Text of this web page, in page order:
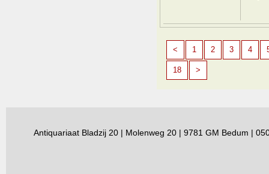
< 1 2 3 4
18 >
Antiquariaat Bladzij 20 | Molenweg 20 | 9781 GM Bedum |